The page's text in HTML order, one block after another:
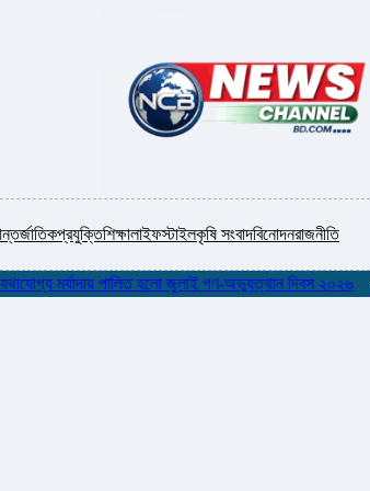
প্রযুক্তিশিক্ষালাইফস্টাইলকৃষি সংবাদবিনোদনরাজনীতি
মর্যাদায় পালিত হলো জুলাই গণ-অভ্যুত্থান দিবস ২০২৬ ✮